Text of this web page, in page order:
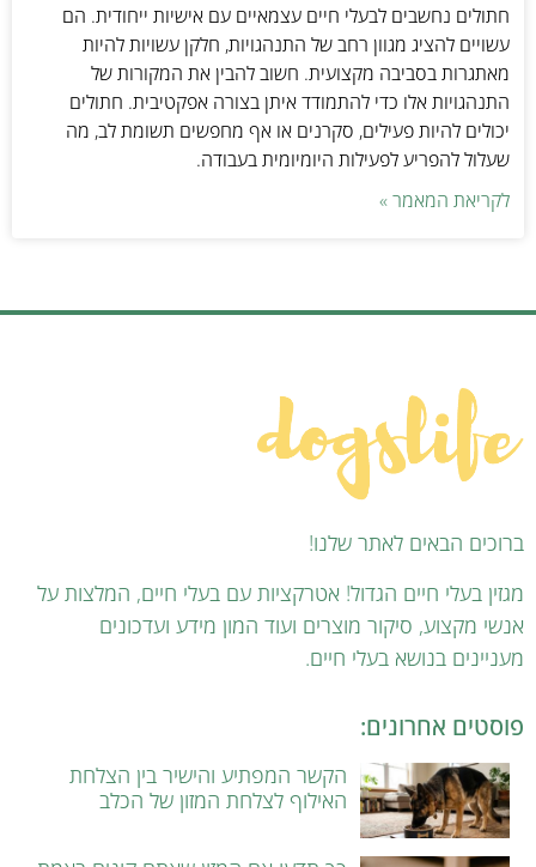
חתולים נחשבים לבעלי חיים עצמאיים עם אישיות ייחודית. הם
עשויים להציג מגוון רחב של התנהגויות, חלקן עשויות להיות
מאתגרות בסביבה מקצועית. חשוב להבין את המקורות של
התנהגויות אלו כדי להתמודד איתן בצורה אפקטיבית. חתולים
יכולים להיות פעילים, סקרנים או אף מחפשים תשומת לב, מה
שעלול להפריע לפעילות היומיומית בעבודה.
לקריאת המאמר »
ברוכים הבאים לאתר שלנו!
מגזין בעלי חיים הגדול! אטרקציות עם בעלי חיים, המלצות על
אנשי מקצוע, סיקור מוצרים ועוד המון מידע ועדכונים
מעניינים בנושא בעלי חיים.
פוסטים אחרונים:
הקשר המפתיע והישיר בין הצלחת
האילוף לצלחת המזון של הכלב